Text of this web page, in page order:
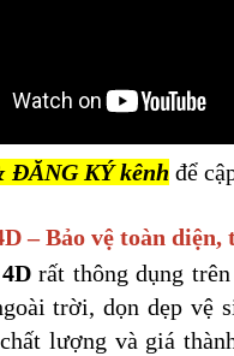
ĐĂNG KÝ kênh để
– Bảo vệ toàn
rất thông dụng
trời, dọn dẹp vệ
lượng và giá